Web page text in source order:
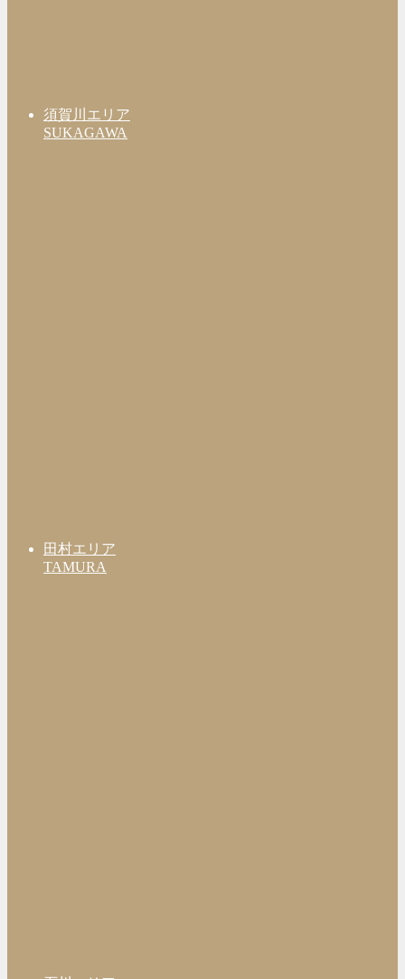
須賀川エリア
SUKAGAWA
田村エリア
TAMURA